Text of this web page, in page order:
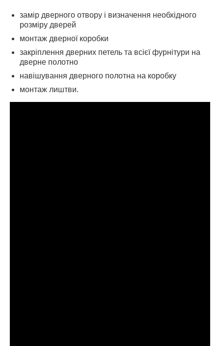
замір дверного отвору і визначення необхідного
розміру дверей
монтаж дверної коробки
закріплення дверних петель та всієї фурнітури на
дверне полотно
навішування дверного полотна на коробку
монтаж лиштви.